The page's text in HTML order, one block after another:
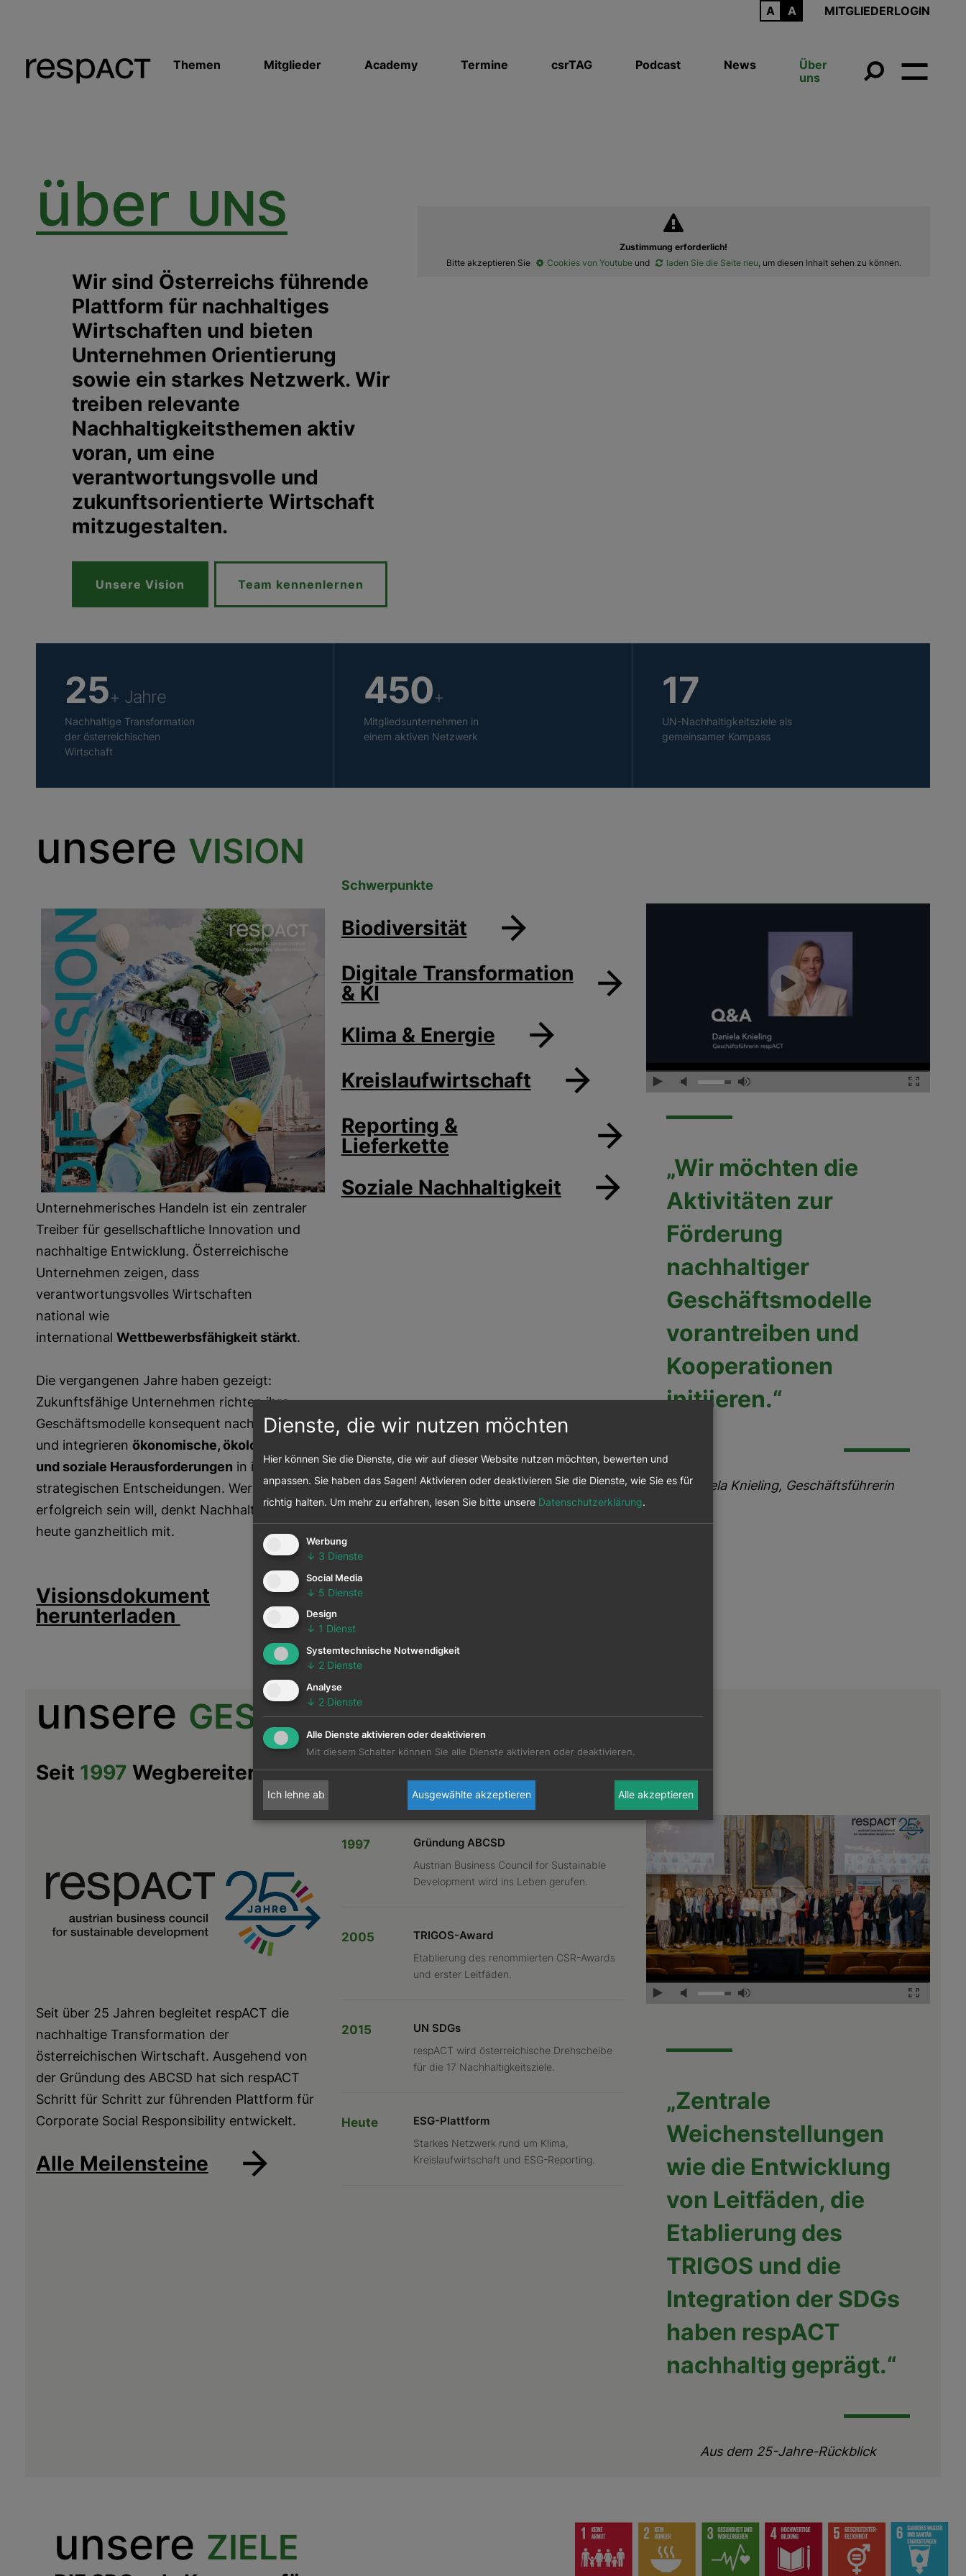
MITGLIEDERLOGIN
Themen Mitglieder Academy Termine csrTAG Podcast News
Über
uns
über UNS
Wir sind Österreichs führende
Plattform für nachhaltiges
Wirtschaften und bieten
Unternehmen Orientierung
sowie ein starkes Netzwerk. Wir
treiben relevante
Nachhaltigkeitsthemen aktiv
voran, um eine
verantwortungsvolle und
zukunftsorientierte Wirtschaft
mitzugestalten.
Unsere Vision Team kennenlernen
Zustimmung erforderlich!
Bitte akzeptieren Sie
Cookies von Youtubeund laden Sie die Seite neu, um diesen Inhalt sehen zu können.
25+ Jahre
Nachhaltige Transformation
der österreichischen
Wirtschaft
450+
Mitgliedsunternehmen in
einem aktiven Netzwerk
17
UN-Nachhaltigkeitsziele als
gemeinsamer Kompass
unsere VISION
Unternehmerisches Handeln ist ein zentraler
Treiber für gesellschaftliche Innovation und
nachhaltige Entwicklung. Österreichische
Unternehmen zeigen, dass
verantwortungsvolles Wirtschaften
national wie
international Wettbewerbsfähigkeit stärkt.
Die vergangenen Jahre haben gezeigt:
Zukunftsfähige Unternehmen richten ihre
Geschäftsmodelle konsequent nachhaltig aus
und integrieren ökonomische, ökologische
und soziale Herausforderungen in ihre
strategischen Entscheidungen. Wer langfristig
erfolgreich sein will, denkt Nachhaltigkeit
heute ganzheitlich mit.
Visionsdokument
herunterladen
Schwerpunkte
Biodiversität
Digitale Transformation
& KI
Klima & Energie
Kreislaufwirtschaft
Reporting &
Lieferkette
Soziale Nachhaltigkeit
„Wir möchten die
Aktivitäten zur
Förderung
nachhaltiger
Geschäftsmodelle
vorantreiben und
Kooperationen
initiieren.“
Daniela Knieling, Geschäftsführerin
unsere GESCHICHTE
Seit 1997 Wegbereiter für CSR
Seit über 25 Jahren begleitet respACT die
nachhaltige Transformation der
österreichischen Wirtschaft. Ausgehend von
der Gründung des ABCSD hat sich respACT
Schritt für Schritt zur führenden Plattform für
Corporate Social Responsibility entwickelt.
Alle Meilensteine
1997 Gründung ABCSD
Austrian Business Council for Sustainable
Development wird ins Leben gerufen.
2005 TRIGOS-Award
Etablierung des renommierten CSR-Awards
und erster Leitfäden.
2015 UN SDGs
respACT wird österreichische Drehscheibe
für die 17 Nachhaltigkeitsziele.
Heute ESG-Plattform
Starkes Netzwerk rund um Klima,
Kreislaufwirtschaft und ESG-Reporting.
„Zentrale
Weichenstellungen
wie die Entwicklung
von Leitfäden, die
Etablierung des
TRIGOS und die
Integration der SDGs
haben respACT
nachhaltig geprägt.“
Aus dem 25-Jahre-Rückblick
unsere ZIELE
Dienste, die wir nutzen möchten
Hier können Sie die Dienste, die wir auf dieser Website nutzen möchten, bewerten und
anpassen. Sie haben das Sagen! Aktivieren oder deaktivieren Sie die Dienste, wie Sie es für
richtig halten. Um mehr zu erfahren, lesen Sie bitte unsere Datenschutzerklärung.
Werbung
↓ 3 Dienste
Social Media
↓ 5 Dienste
Design
↓ 1 Dienst
Systemtechnische Notwendigkeit
↓ 2 Dienste
Analyse
↓ 2 Dienste
Alle Dienste aktivieren oder deaktivieren
Mit diesem Schalter können Sie alle Dienste aktivieren oder deaktivieren.
Ich lehne ab Ausgewählte akzeptieren Alle akzeptieren